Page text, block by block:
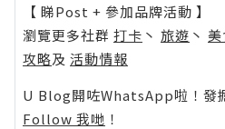
【 睇Post + 參加品牌活動 】
瀏覽更多社群 打卡 丶 旅遊 丶
攻略及 活動情報
U Blog開咗WhatsApp啦！發
Follow 我哋 ！